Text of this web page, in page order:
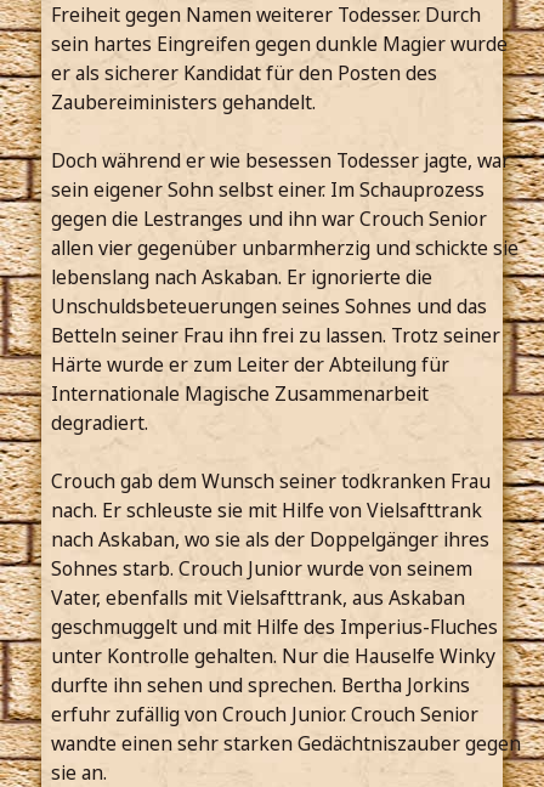
Freiheit gegen Namen weiterer Todesser. Durch
sein hartes Eingreifen gegen dunkle Magier wurde
er als sicherer Kandidat für den Posten des
Zaubereiministers gehandelt.
Doch während er wie besessen Todesser jagte, war
sein eigener Sohn selbst einer. Im Schauprozess
gegen die Lestranges und ihn war Crouch Senior
allen vier gegenüber unbarmherzig und schickte sie
lebenslang nach Askaban. Er ignorierte die
Unschuldsbeteuerungen seines Sohnes und das
Betteln seiner Frau ihn frei zu lassen. Trotz seiner
Härte wurde er zum Leiter der Abteilung für
Internationale Magische Zusammenarbeit
degradiert.
Crouch gab dem Wunsch seiner todkranken Frau
nach. Er schleuste sie mit Hilfe von Vielsafttrank
nach Askaban, wo sie als der Doppelgänger ihres
Sohnes starb. Crouch Junior wurde von seinem
Vater, ebenfalls mit Vielsafttrank, aus Askaban
geschmuggelt und mit Hilfe des Imperius-Fluches
unter Kontrolle gehalten. Nur die Hauselfe Winky
durfte ihn sehen und sprechen. Bertha Jorkins
erfuhr zufällig von Crouch Junior. Crouch Senior
wandte einen sehr starken Gedächtniszauber gegen
sie an.